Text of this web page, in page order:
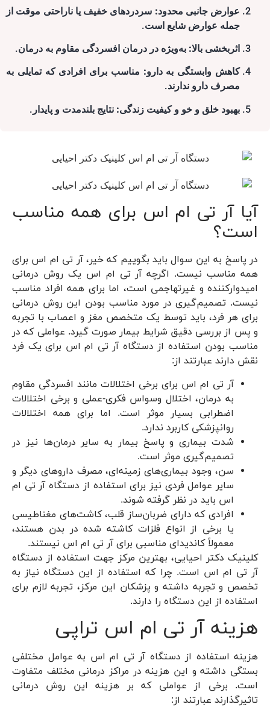
عوارض جانبی محدود: سردردهای خفیف یا ناراحتی موقت از
جمله عوارض شایع است.
اثربخشی بالا: به‌ویژه در درمان افسردگی مقاوم به درمان.
کاهش وابستگی به دارو: مناسب برای افرادی که تمایلی به
مصرف دارو ندارند.
بهبود خلق و خو و کیفیت زندگی: نتایج بلندمدت و پایدار.
آیا آر تی ام اس برای همه مناسب
است؟
در پاسخ به این سوال باید بگوییم که خیر، آر تی ام اس برای
همه مناسب نیست. اگرچه آر تی ام اس یک روش درمانی
امیدوارکننده و غیرتهاجمی است، اما برای همه افراد مناسب
نیست. تصمیم‌گیری در مورد مناسب بودن این روش درمانی
برای هر فرد، باید توسط یک متخصص مغز و اعصاب با تجربه
و پس از بررسی دقیق شرایط بیمار صورت گیرد. عواملی که در
مناسب بودن استفاده از دستگاه آر تی ام اس برای یک فرد
نقش دارند عبارتند از:
آر تی ام اس برای برخی اختلالات مانند افسردگی مقاوم
به درمان، اختلال وسواس فکری-عملی و برخی اختلالات
اضطرابی بسیار موثر است. اما برای همه اختلالات
روانپزشکی کاربرد ندارد.
شدت بیماری و پاسخ بیمار به سایر درمان‌ها نیز در
تصمیم‌گیری موثر است.
سن، وجود بیماری‌های زمینه‌ای، مصرف داروهای دیگر و
سایر عوامل فردی نیز برای استفاده از دستگاه آر تی ام
اس باید در نظر گرفته شوند.
افرادی که دارای ضربان‌ساز قلب، کاشت‌های مغناطیسی
یا برخی از انواع فلزات کاشته شده در بدن هستند،
معمولاً کاندیدای مناسبی برای آر تی ام اس نیستند.
کلینیک دکتر احیایی، بهترین مرکز جهت استفاده از دستگاه
آر تی ام اس است. چرا که استفاده از این دستگاه نیاز به
تخصص و تجربه داشته و پزشکان این مرکز، تجربه لازم برای
استفاده از این دستگاه را دارند.
هزینه آر تی ام اس تراپی
هزینه استفاده از دستگاه آر تی ام اس به عوامل مختلفی
بستگی داشته و این هزینه در مراکز درمانی مختلف متفاوت
است. برخی از عواملی که بر هزینه این روش درمانی
تاثیرگذارند عبارتند از: